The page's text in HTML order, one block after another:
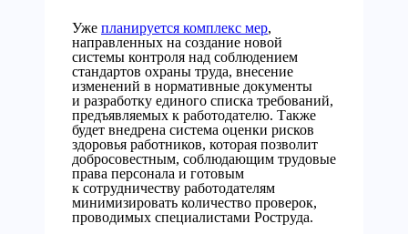
Уже планируется комплекс мер,
направленных на создание новой
системы контроля над соблюдением
стандартов охраны труда, внесение
изменений в нормативные документы
и разработку единого списка требований,
предъявляемых к работодателю. Также
будет внедрена система оценки рисков
здоровья работников, которая позволит
добросовестным, соблюдающим трудовые
права персонала и готовым
к сотрудничеству работодателям
минимизировать количество проверок,
проводимых специалистами Роструда.